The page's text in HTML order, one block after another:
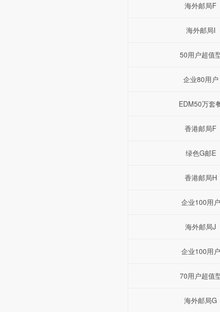
海外邮局F
海外邮局I
50用户超值
企业80用户
EDM50万套
香港邮局F
绿色G邮E
香港邮局H
企业100用户
海外邮局J
企业100用户
70用户超值
海外邮局G